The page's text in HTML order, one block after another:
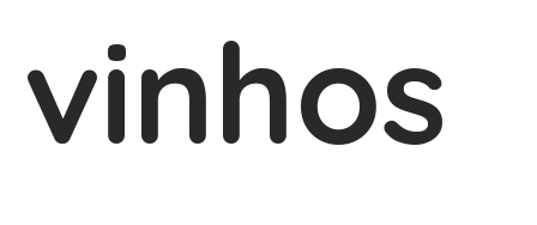
vinhos